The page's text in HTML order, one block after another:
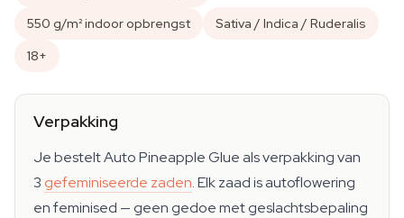
550 g/m² indoor opbrengst
Sativa / Indica / Ruderalis
18+
Verpakking
Je bestelt Auto Pineapple Glue als verpakking van
3 gefeminiseerde zaden. Elk zaad is autoflowering
en feminised — geen gedoe met geslachtsbepaling